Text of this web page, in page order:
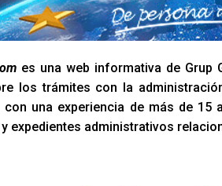
es una web informativa de Grup
los trámites con la
con una experiencia de más de
y expedientes administrativos